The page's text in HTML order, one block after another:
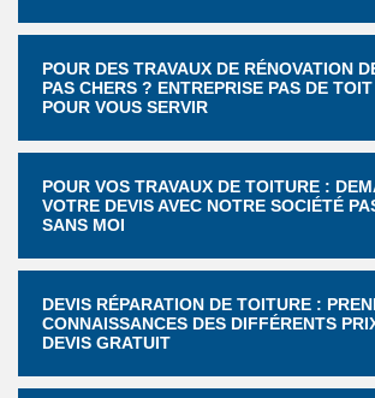
POUR DES TRAVAUX DE RÉNOVATION
PAS CHERS ? ENTREPRISE PAS DE
POUR VOUS SERVIR
POUR VOS TRAVAUX DE TOITURE :
VOTRE DEVIS AVEC NOTRE SOCIÉTÉ
SANS MOI
DEVIS RÉPARATION DE TOITURE :
CONNAISSANCES DES DIFFÉRENTS
DEVIS GRATUIT